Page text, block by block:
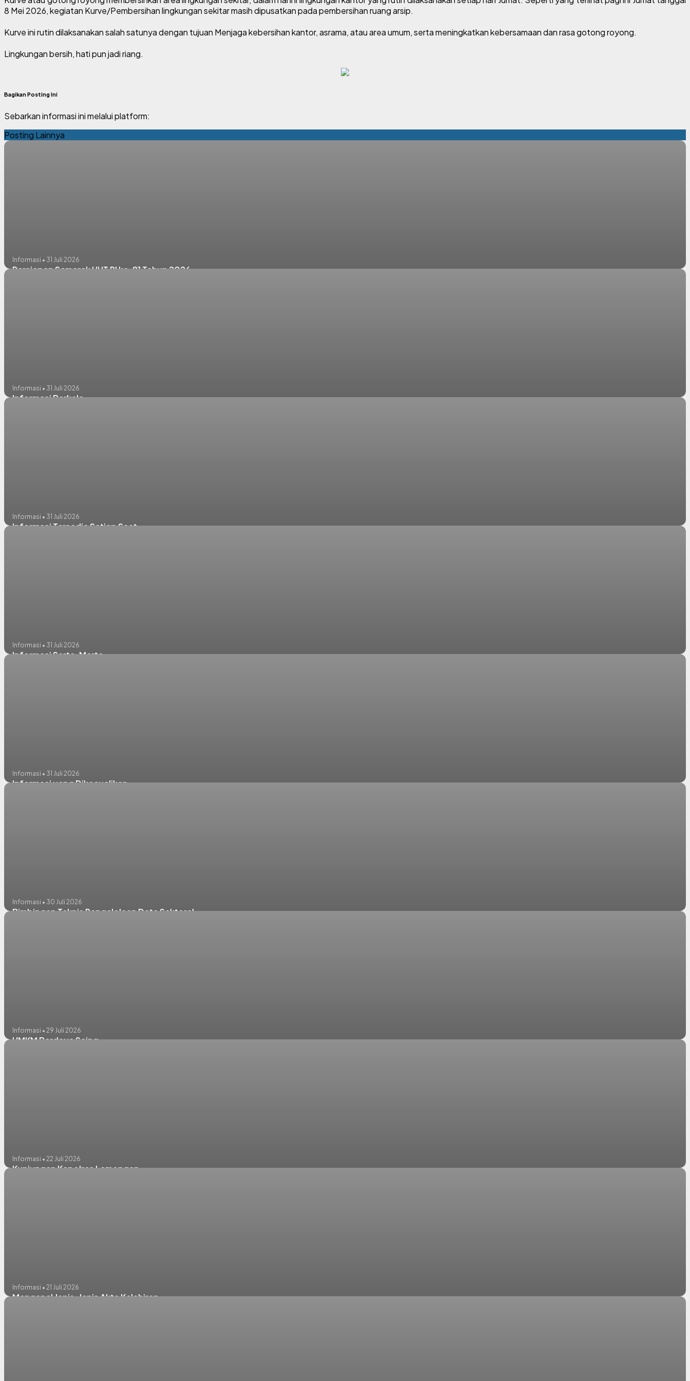
8 Mei 2026, kegiatan Kurve/Pembersihan lingkungan sekitar masih dipusatkan pada pembersihan ruang arsip.
Kurve ini rutin dilaksanakan salah satunya dengan tujuan Menjaga kebersihan kantor, asrama, atau area umum, serta meningkatkan kebersamaan dan rasa gotong royong.
Lingkungan bersih, hati pun jadi riang.
Bagikan Posting Ini
Sebarkan informasi ini melalui platform:
Posting Lainnya
Informasi • 31 Juli 2026
Persiapan Semarak HUT RI ke-81 Tahun 2026
Informasi • 31 Juli 2026
Informasi Berkala
Informasi • 31 Juli 2026
Informasi Tersedia Setiap Saat
Informasi • 31 Juli 2026
Informasi Serta-Merta
Informasi • 31 Juli 2026
Informasi yang Dikecualikan
Informasi • 30 Juli 2026
Bimbingan Teknis Pengelolaan Data Sektoral
Informasi • 29 Juli 2026
UMKM Berdaya Saing
Informasi • 22 Juli 2026
Kunjungan Kapolres Lamongan
Informasi • 21 Juli 2026
Mengenal Jenis-Jenis Akta Kelahiran